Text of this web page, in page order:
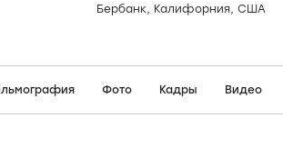
Бербанк, Калифорния, США
Фото Кадры Видео